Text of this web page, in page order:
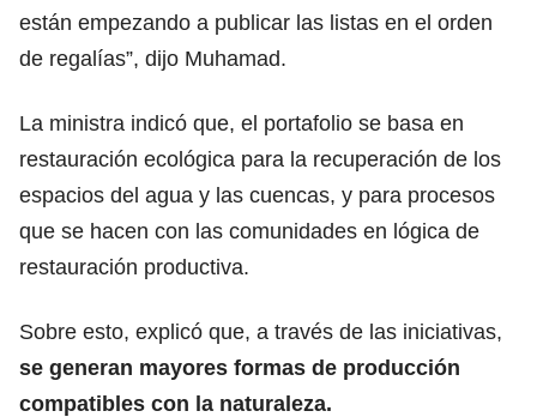
están empezando a publicar las listas en el orden
de regalías”, dijo Muhamad.
La ministra indicó que, el portafolio se basa en
restauración ecológica para la recuperación de los
espacios del agua y las cuencas, y para procesos
que se hacen con las comunidades en lógica de
restauración productiva.
Sobre esto, explicó que, a través de las iniciativas,
se generan mayores formas de producción
compatibles con la naturaleza.